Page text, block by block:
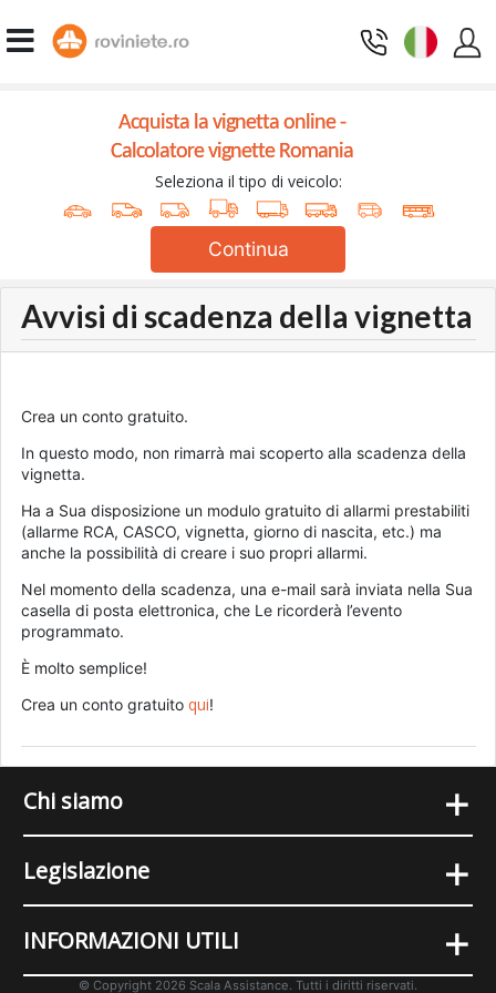
Acquista la vignetta online -
Calcolatore vignette Romania
Seleziona il tipo di veicolo:
Continua
Avvisi di scadenza della vignetta
Crea un conto gratuito.
In questo modo, non rimarrà mai scoperto alla scadenza della
vignetta.
Ha a Sua disposizione un modulo gratuito di allarmi prestabiliti
(allarme RCA, CASCO, vignetta, giorno di nascita, etc.) ma
anche la possibilità di creare i suo propri allarmi.
Nel momento della scadenza, una e-mail sarà inviata nella Sua
casella di posta elettronica, che Le ricorderà l’evento
programmato.
È molto semplice!
Crea un conto gratuito qui!
Chi siamo +
Legislazione +
INFORMAZIONI UTILI +
© Copyright 2026 Scala Assistance. Tutti i diritti riservati.